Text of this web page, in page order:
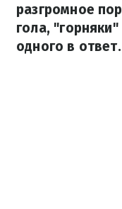
разгромное
гола,
одного в ответ.